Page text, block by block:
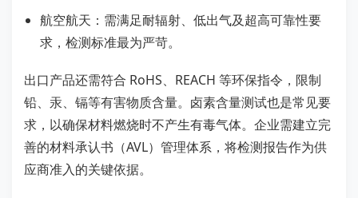
航空航天：需满足耐辐射、低出气及超高可靠性要
求，检测标准最为严苛。
出口产品还需符合 RoHS、REACH 等环保指令，限制
铅、汞、镉等有害物质含量。卤素含量测试也是常见要
求，以确保材料燃烧时不产生有毒气体。企业需建立完
善的材料承认书（AVL）管理体系，将检测报告作为供
应商准入的关键依据。